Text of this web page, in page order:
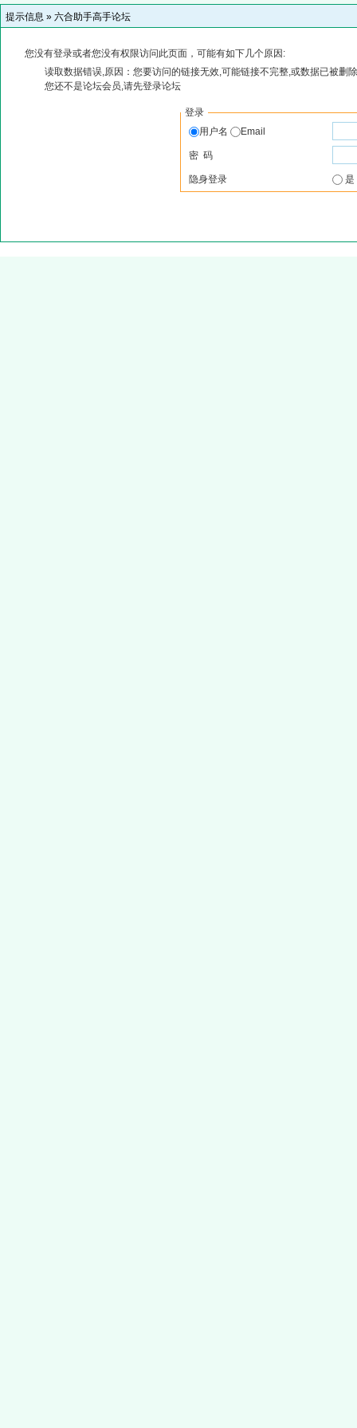
提示信息 » 六合助手高手论坛
您没有登录或者您没有权限访问此页面，可能有如下几个原因:
读取数据错误,原因：您要访问的链接无效,可能链接不完整,或数据已被删
您还不是论坛会员,请先登录论坛
登录
用户名
Email
密 码
隐身登录